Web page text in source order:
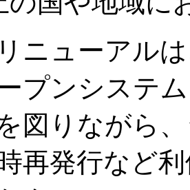
ニューアル
プンシステ
図りながら
再発行など